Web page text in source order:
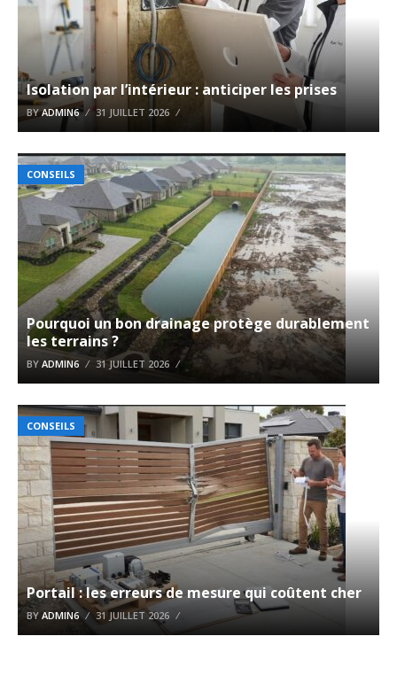
Isolation par l’intérieur : anticiper les prises
BYADMIN6 31 JUILLET 2026
CONSEILS
Pourquoi un bon drainage protège durablement
les terrains ?
BY ADMIN6 31 JUILLET 2026
CONSEILS
Portail : les erreurs de mesure qui coûtent cher
BY ADMIN6 31 JUILLET 2026